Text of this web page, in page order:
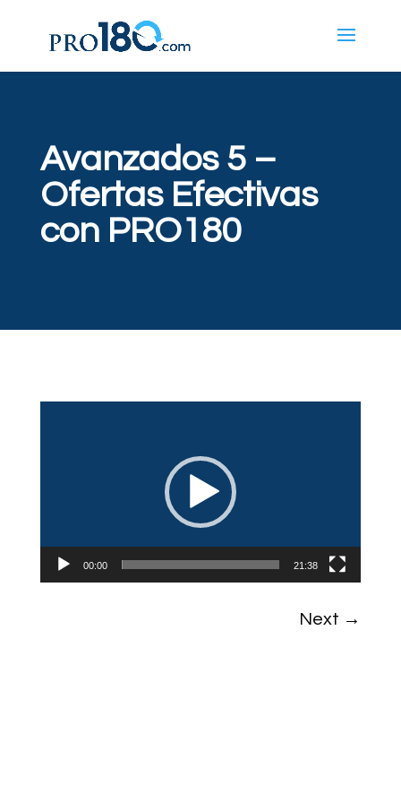
Avanzados 5 –
Ofertas Efectivas
con PRO180
00:00 21:38
Next →